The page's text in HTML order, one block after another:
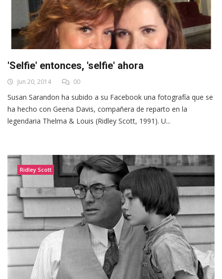
'Selfie' entonces, 'selfie' ahora
Jun 20, 2014 00
Susan Sarandon ha subido a su Facebook una fotografía que se
ha hecho con Geena Davis, compañera de reparto en la
legendaria Thelma & Louis (Ridley Scott, 1991). U...
Ridley Scott